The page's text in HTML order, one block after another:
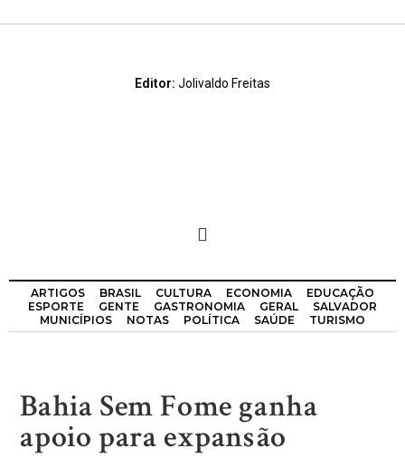
Editor: Jolivaldo Freitas
ARTIGOS BRASIL CULTURA ECONOMIA
EDUCAÇÃO
ESPORTE
GENTE GASTRONOMIA GERAL
SALVADOR
MUNICÍPIOS
NOTAS POLÍTICA SAÚDE TURISMO
Bahia Sem Fome ganha
apoio para expansão